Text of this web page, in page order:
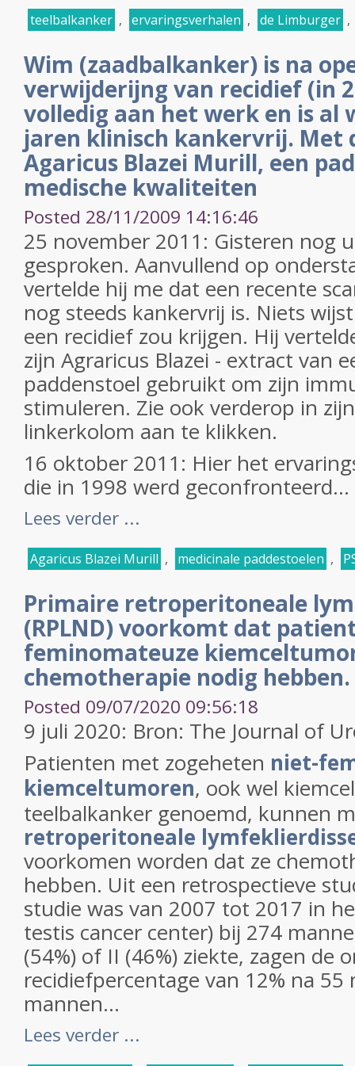
teelbalkanker , ervaringsverhalen , de Limburger ,
Wim (zaadbalkanker) is na
verwijderijng van recidief (in
volledig aan het werk en is al
jaren klinisch kankervrij. Met
Agaricus Blazei Murill, een
medische kwaliteiten
Posted 28/11/2009 14:16:46
25 november 2011: Gisteren nog
gesproken. Aanvullend op
vertelde hij me dat een recente
nog steeds kankervrij is. Niets
een recidief zou krijgen. Hij
zijn Agraricus Blazei - extract van
paddenstoel gebruikt om zijn
stimuleren. Zie ook verderop in
linkerkolom aan te klikken.
16 oktober 2011: Hier het
die in 1998 werd geconfronteerd...
Lees verder ...
Agaricus Blazei Murill , medicinale paddestoelen ,
Primaire retroperitoneale
(RPLND) voorkomt dat
feminomateuze
chemotherapie nodig hebben.
Posted 09/07/2020 09:56:18
9 juli 2020: Bron: The Journal of
Patienten met zogeheten niet-
kiemceltumoren, ook wel
teelbalkanker genoemd, kunnen
retroperitoneale
voorkomen worden dat ze
hebben. Uit een retrospectieve
studie was van 2007 tot 2017 in
testis cancer center) bij 274
(54%) of II (46%) ziekte, zagen de
recidiefpercentage van 12% na 55
mannen...
Lees verder ...